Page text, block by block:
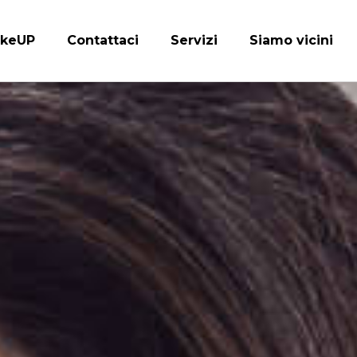
Contattaci Servizi Siamo vicini